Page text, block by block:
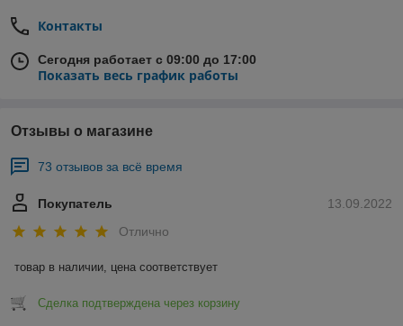
Контакты
Сегодня работает с 09:00 до 17:00
Показать весь график работы
Отзывы о магазине
73 отзывов за всё время
13.09.2022
Покупатель
Отлично
товар в наличии, цена соответствует
Сделка подтверждена через корзину